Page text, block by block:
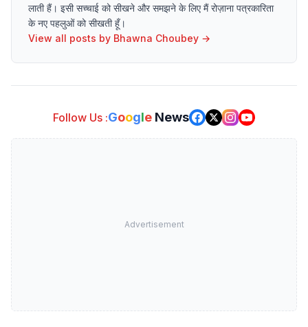
लाती हैं। इसी सच्चाई को सीखने और समझने के लिए मैं रोज़ाना पत्रकारिता
के नए पहलुओं को सीखती हूँ।
View all posts by Bhawna Choubey →
Follow Us :Google News
Advertisement